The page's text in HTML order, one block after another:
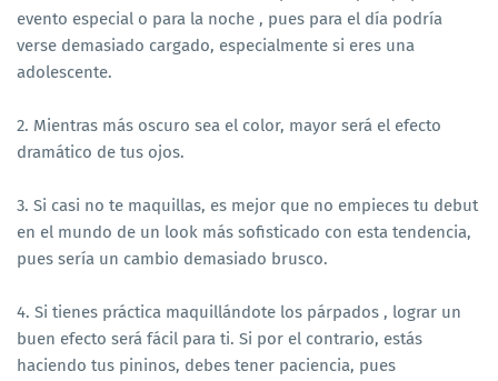
evento especial o para la noche , pues para el día podría
verse demasiado cargado, especialmente si eres una
adolescente.
2. Mientras más oscuro sea el color, mayor será el efecto
dramático de tus ojos.
3. Si casi no te maquillas, es mejor que no empieces tu debut
en el mundo de un look más sofisticado con esta tendencia,
pues sería un cambio demasiado brusco.
4. Si tienes práctica maquillándote los párpados , lograr un
buen efecto será fácil para ti. Si por el contrario, estás
haciendo tus pininos, debes tener paciencia, pues